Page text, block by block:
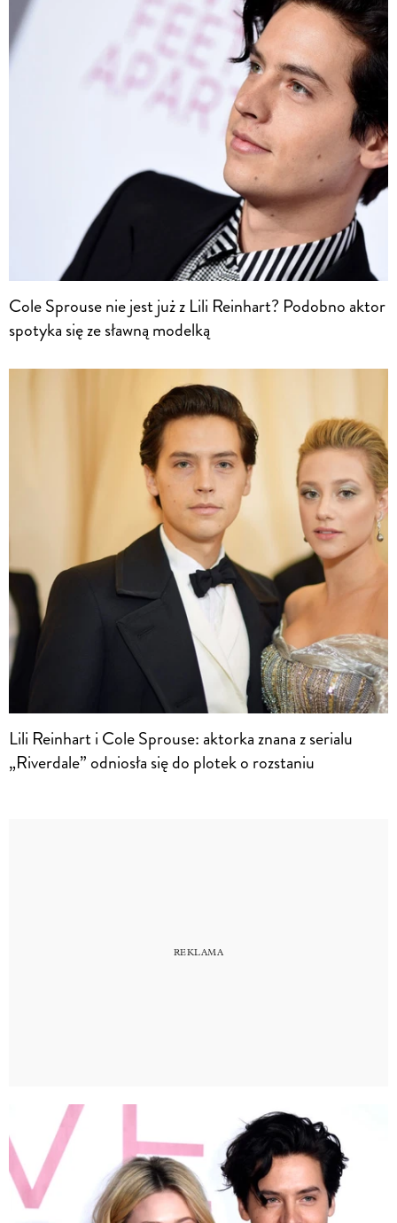
Cole Sprouse nie jest już z Lili Reinhart? Podobno aktor
spotyka się ze sławną modelką
Lili Reinhart i Cole Sprouse: aktorka znana z serialu
„Riverdale” odniosła się do plotek o rozstaniu